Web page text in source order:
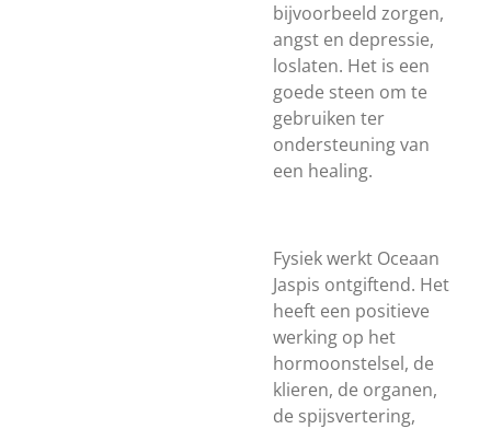
bijvoorbeeld zorgen,
angst en depressie,
loslaten. Het is een
goede steen om te
gebruiken ter
ondersteuning van
een healing.
Fysiek werkt Oceaan
Jaspis ontgiftend. Het
heeft een positieve
werking op het
hormoonstelsel, de
klieren, de organen,
de spijsvertering,